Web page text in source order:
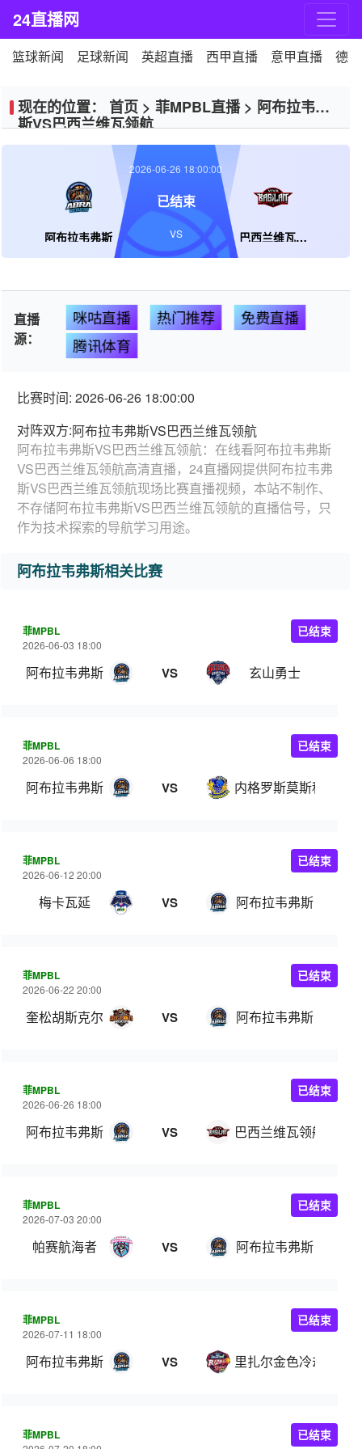
24直播网
篮球新闻 足球新闻 英超直播 西甲直播 意甲直播 德
现在的位置： 首页 > 菲MPBL直播> 阿布拉韦弗
斯VS巴西兰维瓦领航
阿布拉韦弗斯 巴西兰维瓦领航
2026-06-26 18:00:00
已结束
VS
直播
源：
咪咕直播 热门推荐
免费直播
腾讯体育
比赛时间: 2026-06-26 18:00:00
对阵双方:阿布拉韦弗斯VS巴西兰维瓦领航
阿布拉韦弗斯VS巴西兰维瓦领航：在线看阿布拉韦弗斯
VS巴西兰维瓦领航高清直播，24直播网提供阿布拉韦弗
斯VS巴西兰维瓦领航现场比赛直播视频，本站不制作、
不存储阿布拉韦弗斯VS巴西兰维瓦领航的直播信号，只
作为技术探索的导航学习用途。
阿布拉韦弗斯相关比赛
菲MPBL
2026-06-03 18:00
阿布拉韦弗斯 VS 玄山勇士
已结束
菲MPBL
2026-06-06 18:00
阿布拉韦弗斯 VS 内格罗斯莫斯科瓦多
已结束
菲MPBL
2026-06-12 20:00
梅卡瓦延 VS 阿布拉韦弗斯
已结束
菲MPBL
2026-06-22 20:00
奎松胡斯克尔 VS 阿布拉韦弗斯
已结束
菲MPBL
2026-06-26 18:00
阿布拉韦弗斯 VS 巴西兰维瓦领航
已结束
菲MPBL
2026-07-03 20:00
帕赛航海者 VS 阿布拉韦弗斯
已结束
菲MPBL
2026-07-11 18:00
阿布拉韦弗斯 VS 里扎尔金色冷却器
已结束
菲MPBL 已结束